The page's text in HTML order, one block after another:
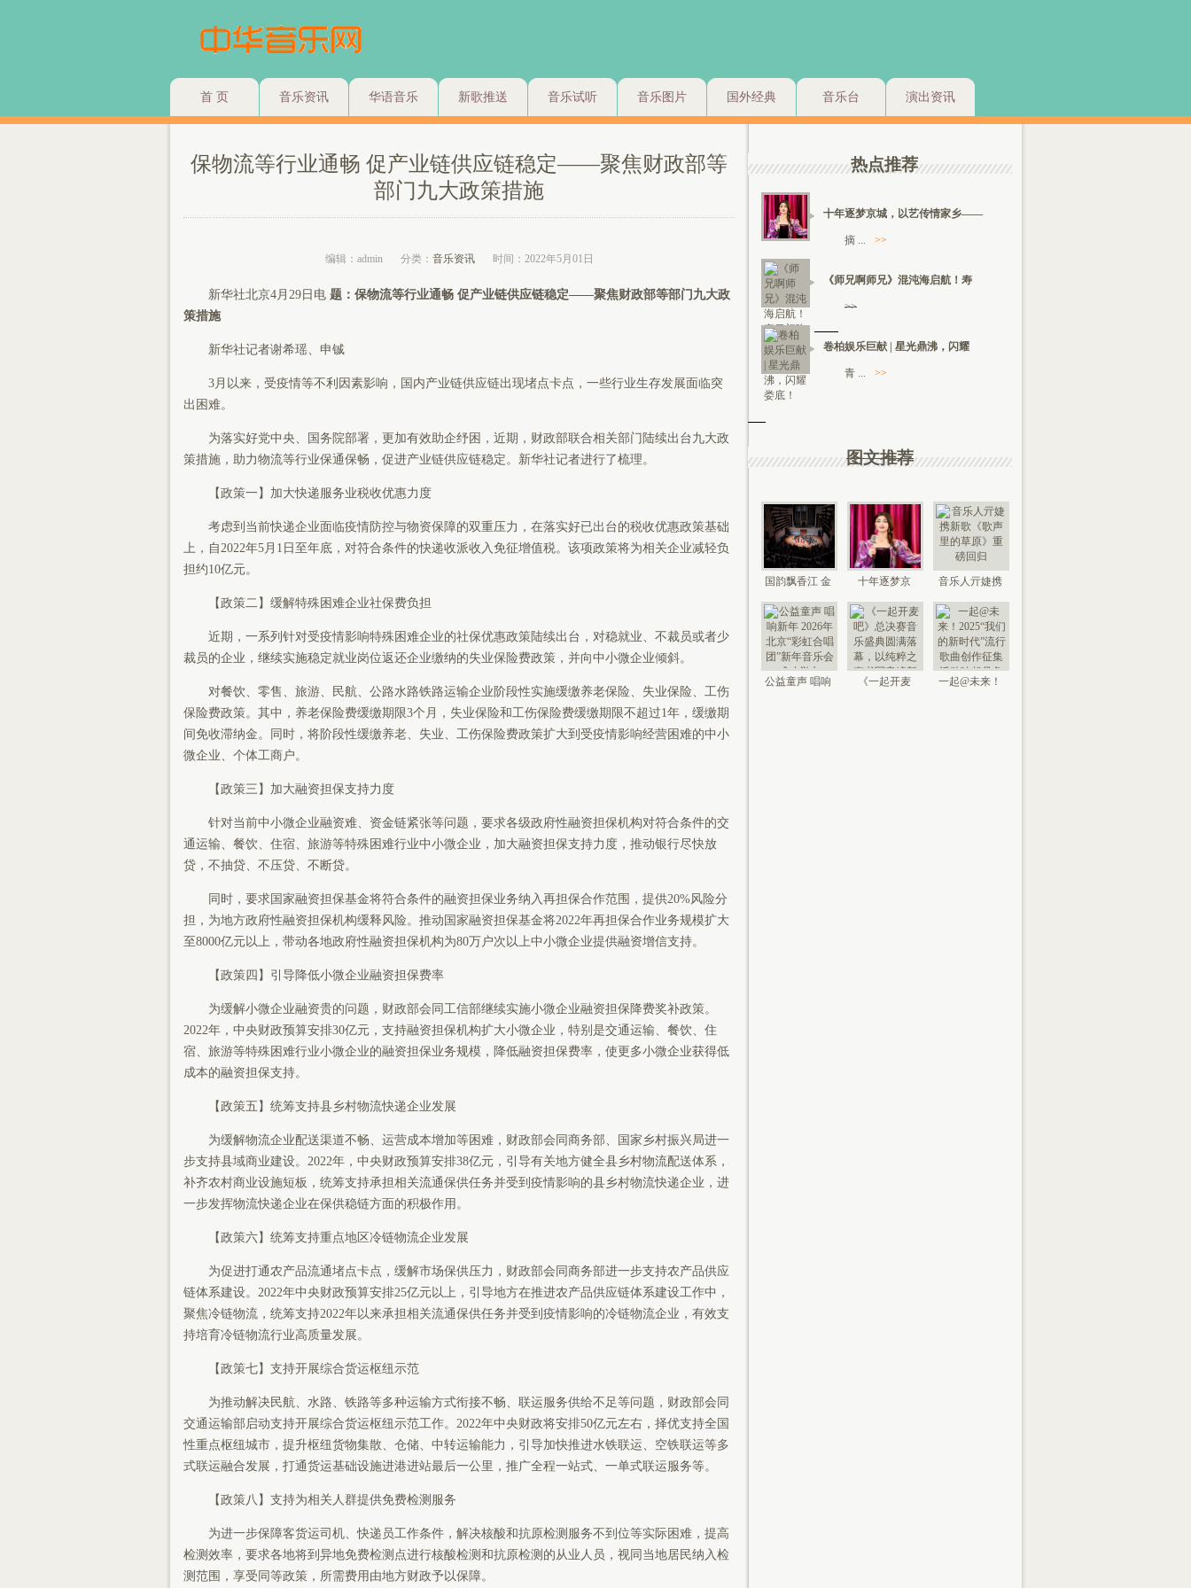
首 页 音乐资讯 华语音乐 新歌推送 音乐试听 音乐图片 国外经典 音乐台 演出资讯
保物流等行业通畅 促产业链供应链稳定——聚焦财政部等
部门九大政策措施
编辑：admin 分类： 音乐资讯 时间：2022年5月01日
新华社北京4月29日电 题：保物流等行业通畅 促产业链供应链稳定——聚焦财政部等部门九大政
策措施
新华社记者谢希瑶、申铖
3月以来，受疫情等不利因素影响，国内产业链供应链出现堵点卡点，一些行业生存发展面临突
出困难。
为落实好党中央、国务院部署，更加有效助企纾困，近期，财政部联合相关部门陆续出台九大政
策措施，助力物流等行业保通保畅，促进产业链供应链稳定。新华社记者进行了梳理。
【政策一】加大快递服务业税收优惠力度
考虑到当前快递企业面临疫情防控与物资保障的双重压力，在落实好已出台的税收优惠政策基础
上，自2022年5月1日至年底，对符合条件的快递收派收入免征增值税。该项政策将为相关企业减轻负
担约10亿元。
【政策二】缓解特殊困难企业社保费负担
近期，一系列针对受疫情影响特殊困难企业的社保优惠政策陆续出台，对稳就业、不裁员或者少
裁员的企业，继续实施稳定就业岗位返还企业缴纳的失业保险费政策，并向中小微企业倾斜。
对餐饮、零售、旅游、民航、公路水路铁路运输企业阶段性实施缓缴养老保险、失业保险、工伤
保险费政策。其中，养老保险费缓缴期限3个月，失业保险和工伤保险费缓缴期限不超过1年，缓缴期
间免收滞纳金。同时，将阶段性缓缴养老、失业、工伤保险费政策扩大到受疫情影响经营困难的中小
微企业、个体工商户。
【政策三】加大融资担保支持力度
针对当前中小微企业融资难、资金链紧张等问题，要求各级政府性融资担保机构对符合条件的交
通运输、餐饮、住宿、旅游等特殊困难行业中小微企业，加大融资担保支持力度，推动银行尽快放
贷，不抽贷、不压贷、不断贷。
同时，要求国家融资担保基金将符合条件的融资担保业务纳入再担保合作范围，提供20%风险分
担，为地方政府性融资担保机构缓释风险。推动国家融资担保基金将2022年再担保合作业务规模扩大
至8000亿元以上，带动各地政府性融资担保机构为80万户次以上中小微企业提供融资增信支持。
【政策四】引导降低小微企业融资担保费率
为缓解小微企业融资贵的问题，财政部会同工信部继续实施小微企业融资担保降费奖补政策。
2022年，中央财政预算安排30亿元，支持融资担保机构扩大小微企业，特别是交通运输、餐饮、住
宿、旅游等特殊困难行业小微企业的融资担保业务规模，降低融资担保费率，使更多小微企业获得低
成本的融资担保支持。
【政策五】统筹支持县乡村物流快递企业发展
为缓解物流企业配送渠道不畅、运营成本增加等困难，财政部会同商务部、国家乡村振兴局进一
步支持县域商业建设。2022年，中央财政预算安排38亿元，引导有关地方健全县乡村物流配送体系，
补齐农村商业设施短板，统筹支持承担相关流通保供任务并受到疫情影响的县乡村物流快递企业，进
一步发挥物流快递企业在保供稳链方面的积极作用。
【政策六】统筹支持重点地区冷链物流企业发展
为促进打通农产品流通堵点卡点，缓解市场保供压力，财政部会同商务部进一步支持农产品供应
链体系建设。2022年中央财政预算安排25亿元以上，引导地方在推进农产品供应链体系建设工作中，
聚焦冷链物流，统筹支持2022年以来承担相关流通保供任务并受到疫情影响的冷链物流企业，有效支
持培育冷链物流行业高质量发展。
【政策七】支持开展综合货运枢纽示范
为推动解决民航、水路、铁路等多种运输方式衔接不畅、联运服务供给不足等问题，财政部会同
交通运输部启动支持开展综合货运枢纽示范工作。2022年中央财政将安排50亿元左右，择优支持全国
性重点枢纽城市，提升枢纽货物集散、仓储、中转运输能力，引导加快推进水铁联运、空铁联运等多
式联运融合发展，打通货运基础设施进港进站最后一公里，推广全程一站式、一单式联运服务等。
【政策八】支持为相关人群提供免费检测服务
为进一步保障客货运司机、快递员工作条件，解决核酸和抗原检测服务不到位等实际困难，提高
检测效率，要求各地将到异地免费检测点进行核酸检测和抗原检测的从业人员，视同当地居民纳入检
测范围，享受同等政策，所需费用由地方财政予以保障。
热点推荐
十年逐梦京城，以艺传情家乡——
摘 ... >>
《师兄啊师兄》混沌海启航！寿
>>
卷柏娱乐巨献 | 星光鼎沸，闪耀
青 ... >>
图文推荐
国韵飘香江 金
钟鸣未来 “时代
国
十年逐梦京
城，以艺传情
家乡——
音乐人亓婕携
新歌《歌声里
的草
公益童声 唱响
《一起开麦
一起@未来！